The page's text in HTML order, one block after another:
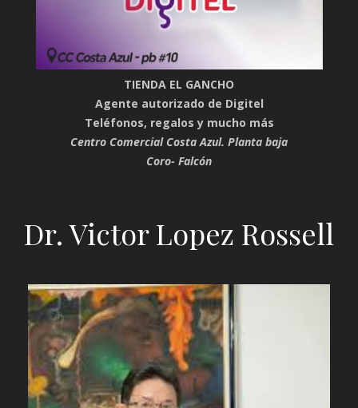
TIENDA EL GANCHO
Agente autorizado de Digitel
Teléfonos, regalos y mucho más
Centro Comercial Costa Azul. Planta baja
Coro- Falcón
Dr. Victor Lopez Rossell